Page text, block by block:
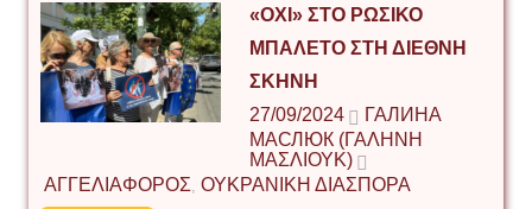
«ΌΧΙ» ΣΤΟ ΡΩΣΙΚΌ
ΜΠΑΛΈΤΟ ΣΤΗ ΔΙΕΘΝΉ
ΣΚΗΝΉ
27/09/2024
ГАЛИНА
МАСЛЮК (ΓΑΛΉΝΗ
ΜΑΣΛΙΟΎΚ)
ΑΓΓΕΛΙΑΦΟΡΟΣ ΟΥΚΡΑΝΙΚΗ ΔΙΑΣΠΟΡΑ